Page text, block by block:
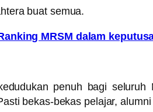
buat semua.
MRSM dalam
penuh bagi
bekas-bekas pelajar,